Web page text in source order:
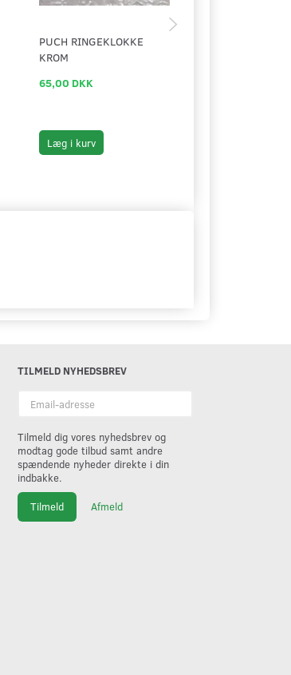
PUCH RINGEKLOKKE
KROM
65,00 DKK
Læg i kurv
TILMELD NYHEDSBREV
adresse
Tilmeld dig vores nyhedsbrev og
modtag gode tilbud samt andre
spændende nyheder direkte i din
indbakke.
Tilmeld Afmeld